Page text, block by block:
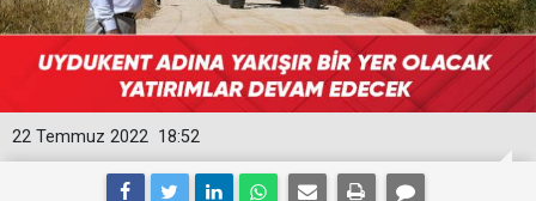
18:52
22 Temmuz 2022